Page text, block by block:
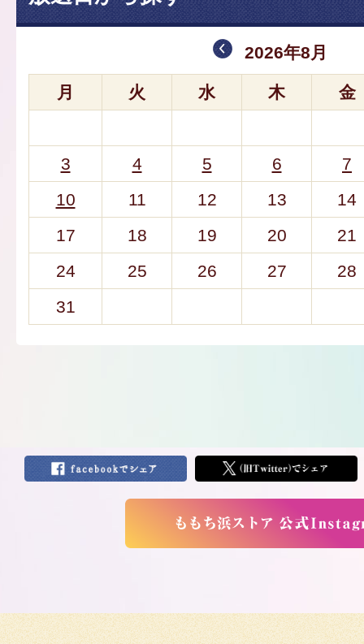
2026年8月
月 火 水 木 金
3 4 5 6
7
10
11 12 13
14
17
18 19 20
21
24
25 26 27
28
31